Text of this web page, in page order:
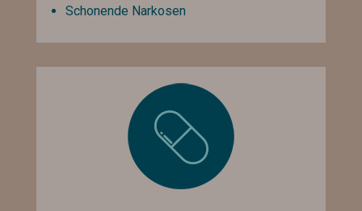
Schonende Narkosen